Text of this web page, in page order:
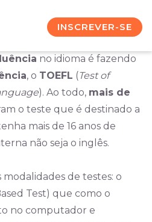
INSCREVER-SE
boas oportunidades.
no idioma é fazendo
, o TOEFL (Test of
). Ao todo, mais de
o teste que é destinado a
mais de 16 anos de
não seja o inglês.
de testes: o
Test) que como o
no computador e